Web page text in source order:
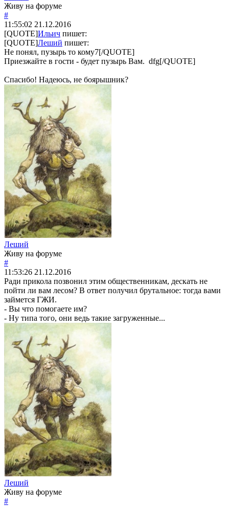
Живу на форуме
#
11:55:02 21.12.2016
[QUOTE]Ильич пишет:
[QUOTE]Леший пишет:
Не понял, пузырь то кому7[/QUOTE]
Приезжайте в гости - будет пузырь Вам. dfg[/QUOTE]
Спасибо! Надеюсь, не боярышник?
Леший
Живу на форуме
#
11:53:26 21.12.2016
Ради прикола позвонил этим общественникам, дескать не
пойти ли вам лесом? В ответ получил брутальное: тогда вами
займется ГЖИ.
- Вы что помогаете им?
- Ну типа того, они ведь такие загруженные...
Леший
Живу на форуме
#